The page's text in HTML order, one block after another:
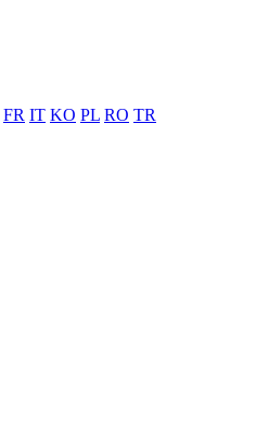
FR IT KO PL RO TR